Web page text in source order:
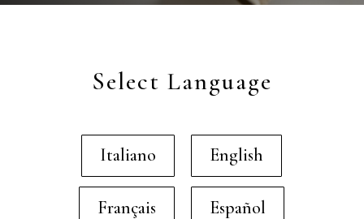
Select Language
Italiano English
Français Español